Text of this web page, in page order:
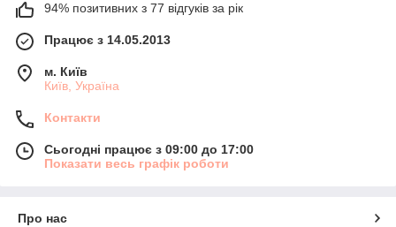
94% позитивних з 77 відгуків за рік
Працює з 14.05.2013
м. Київ
Київ, Україна
Контакти
Сьогодні працює з 09:00 до 17:00
Показати весь графік роботи
Про нас